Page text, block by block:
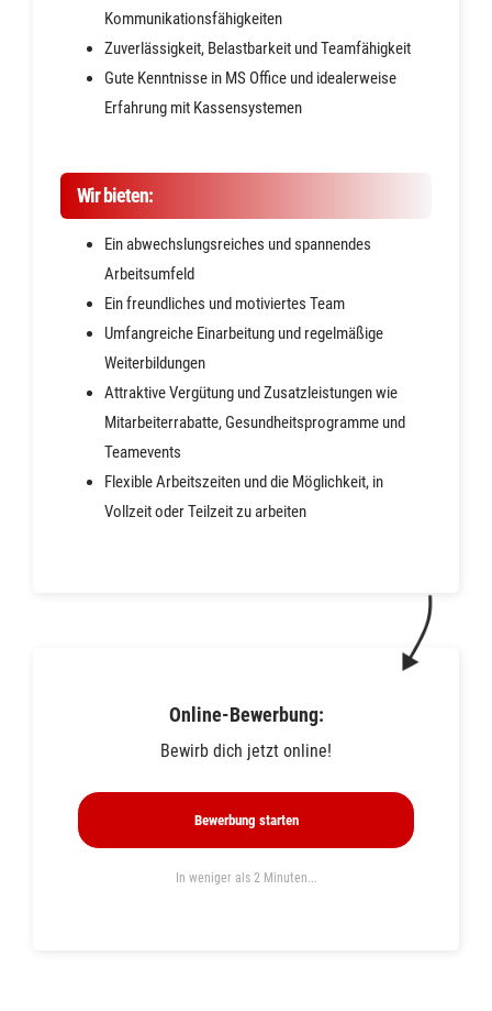
Kommunikationsfähigkeiten
Zuverlässigkeit, Belastbarkeit und Teamfähigkeit
Gute Kenntnisse in MS Office und idealerweise
Erfahrung mit Kassensystemen
Wir bieten:
Ein abwechslungsreiches und spannendes
Arbeitsumfeld
Ein freundliches und motiviertes Team
Umfangreiche Einarbeitung und regelmäßige
Weiterbildungen
Attraktive Vergütung und Zusatzleistungen wie
Mitarbeiterrabatte, Gesundheitsprogramme und
Teamevents
Flexible Arbeitszeiten und die Möglichkeit, in
Vollzeit oder Teilzeit zu arbeiten
Online-Bewerbung:
Bewirb dich jetzt online!
Bewerbung starten
In weniger als 2 Minuten...